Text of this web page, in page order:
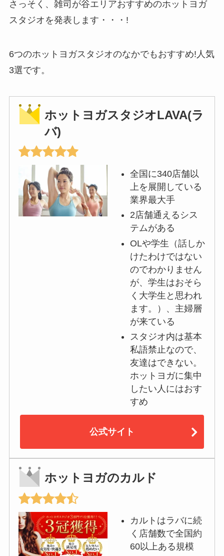
さっそく、雑司が谷エリアおすすめのホットヨガ
スタジオを発表します・・・!
6つのホットヨガスタジオのなかでもおすすめ!人気
3選です。
ホットヨガスタジオLAVA(ラ
バ)
全国に340店舗以
上を展開している
業界最大手
2店舗通えるシス
テムがある
OLや学生（話しか
けたわけではない
のでわかりません
が、学生はおそら
く大学生と思われ
ます。）、主婦層
が来ている
スタジオ内は基本
私語禁止なので、
友達はできない。
ホットヨガに集中
したい人にはおす
すめ
公式サイト
ホットヨガのカルド
カルトはラバに続
く店舗数で全国約
60以上ある規模